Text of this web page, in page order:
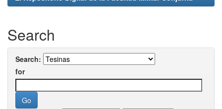
Search
Search:
for